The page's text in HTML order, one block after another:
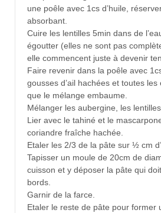
une poêle avec 1cs d’huile,
absorbant.
Cuire les lentilles 5min dans de
égoutter (elles ne sont pas
elle commencent juste à devenir
Faire revenir dans la poêle avec
gousses d’ail hachées et toutes les
que le mélange embaume.
Mélanger les aubergine, les
Lier avec le tahiné et le
coriandre fraîche hachée.
Etaler les 2/3 de la pâte sur ½ cm
Tapisser un moule de 20cm de
cuisson et y déposer la pâte qui
bords.
Garnir de la farce.
Etaler le reste de pâte pour former